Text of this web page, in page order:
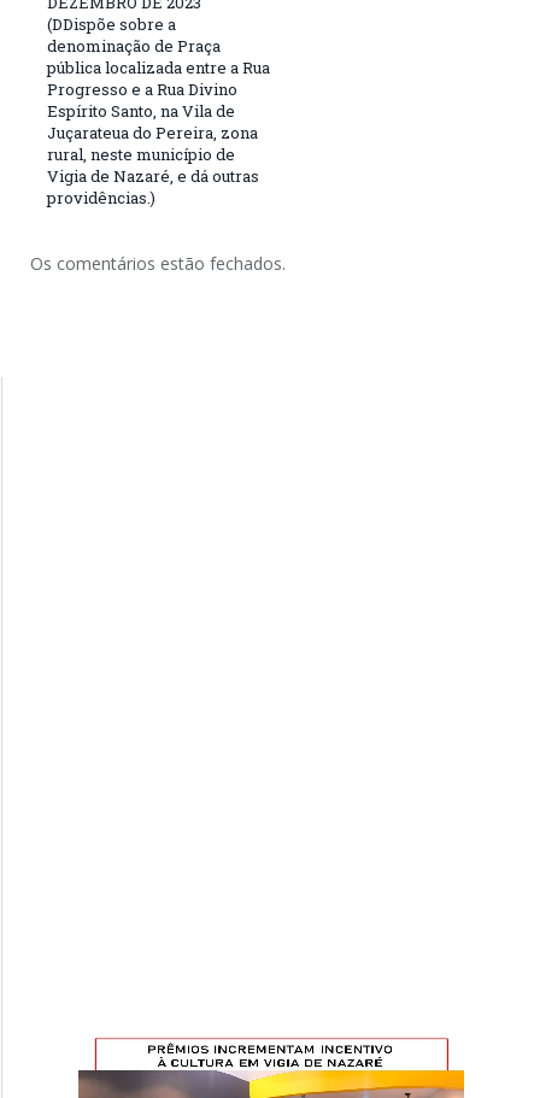
(DDispõe sobre a
denominação de Praça
pública localizada entre a Rua
Progresso e a Rua Divino
Espírito Santo, na Vila de
Juçarateua do Pereira, zona
rural, neste município de
Vigia de Nazaré, e dá outras
providências.)
Os comentários estão fechados.